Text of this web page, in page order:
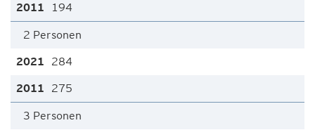
194
2 Personen
284
275
3 Personen